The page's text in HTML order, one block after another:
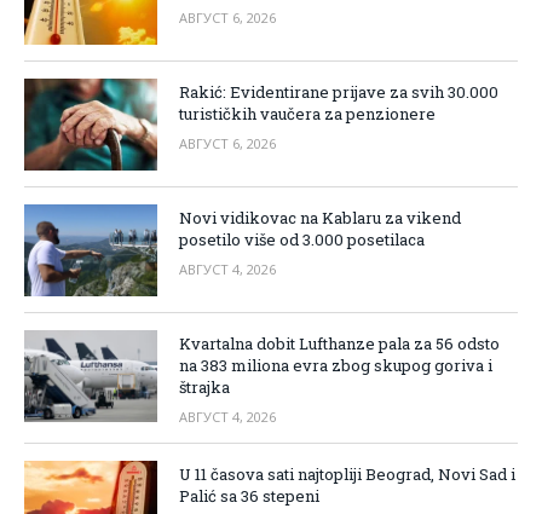
АВГУСТ 6, 2026
Rakić: Evidentirane prijave za svih 30.000
turističkih vaučera za penzionere
АВГУСТ 6, 2026
Novi vidikovac na Kablaru za vikend
posetilo više od 3.000 posetilaca
АВГУСТ 4, 2026
Kvartalna dobit Lufthanze pala za 56 odsto
na 383 miliona evra zbog skupog goriva i
štrajka
АВГУСТ 4, 2026
U 11 časova sati najtopliji Beograd, Novi Sad i
Palić sa 36 stepeni